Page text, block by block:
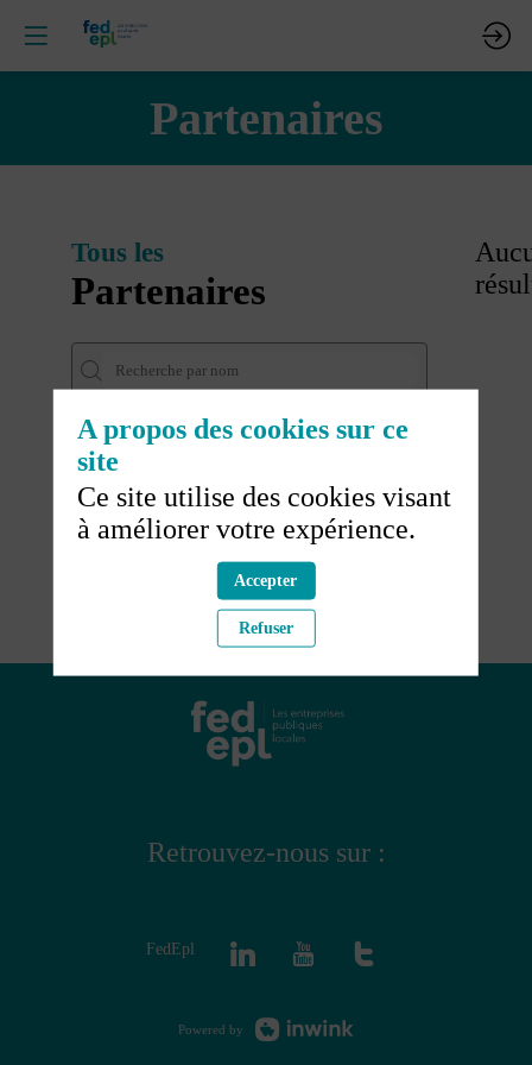
Partenaires
Tous les
Partenaires
Retrouvez-nous sur :
FedEpl
Powered by
A propos des cookies sur ce
site
Ce site utilise des cookies visant
à améliorer votre expérience.
Accepter
Refuser